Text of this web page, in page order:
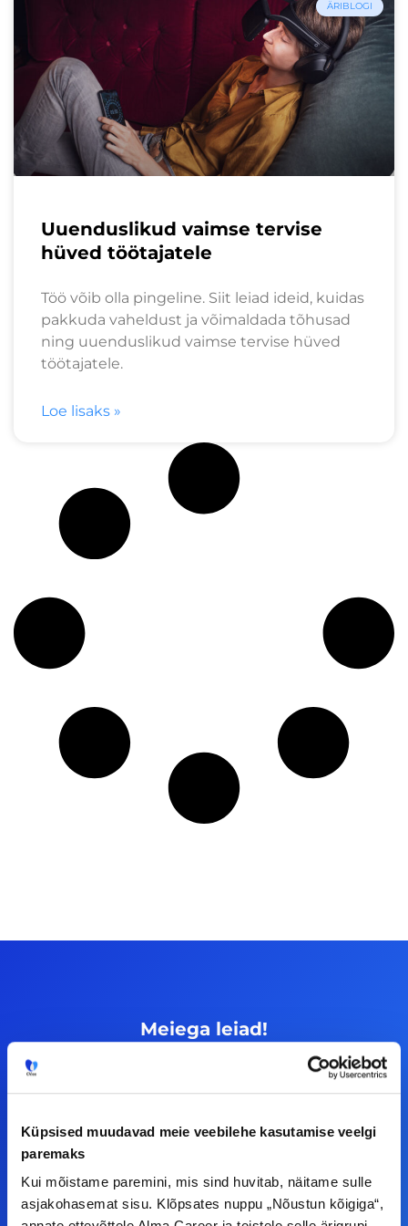
Küpsised muudavad meie veebilehe kasutamise veelgi
paremaks
Kui mõistame paremini, mis sind huvitab, näitame sulle
asjakohasemat sisu. Klõpsates nuppu „Nõustun kõigiga“,
ÄRIBLOGI
Uuenduslikud vaimse tervise
hüved töötajatele
Töö võib olla pingeline. Siit leiad ideid, kuidas
pakkuda vaheldust ja võimaldada tõhusad
ning uuenduslikud vaimse tervise hüved
töötajatele.
Loe lisaks »
Meiega leiad!
Tööelublogi.ee lehelt leiad kõik vajaliku, et olla
kursis tööturu uudistega. Kui sul on
teha koostööd, siis võta meiega julgelt ühendust.
F
I
L
Y